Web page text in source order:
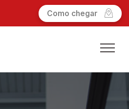
Como chegar